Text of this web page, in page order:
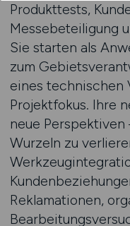
Produkttests,
Messebeteiligung
Sie starten als
zum
eines technischen
Projektfokus. Ihre
neue
Wurzeln zu
Reklamationen,